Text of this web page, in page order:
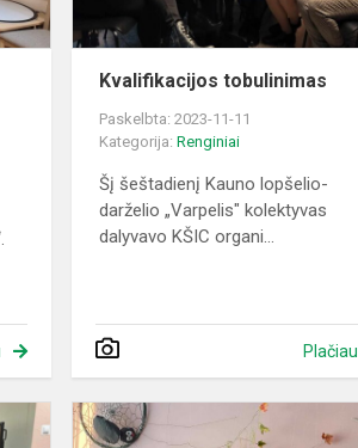
Kvalifikacijos tobulinimas
Paskelbta: 2023-11-11
Kategorija:Renginiai
Šį šeštadienį Kauno lopšelio-
darželio „Varpelis" kolektyvas
dalyvavo KŠIC organi...
Plačiau
Edukacija
„Ponas